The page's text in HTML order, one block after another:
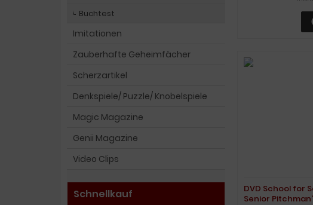
DVD School for
Senior
Buchtest
Imitationen
Zauberhafte Geheimfächer
Scherzartikel
Denkspiele/ Puzzle/ Knobelspiele
Magic Magazine
Genii Magazine
Video Clips
Schnellkauf